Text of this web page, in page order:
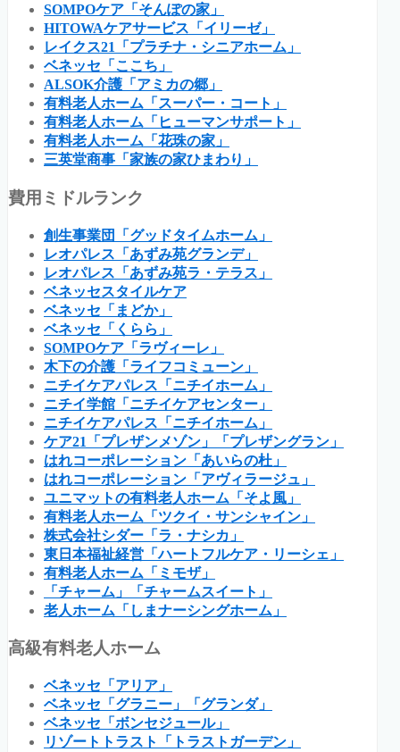
SOMPOケア「そんぽの家」
HITOWAケアサービス「イリーゼ」
レイクス21「プラチナ・シニアホーム」
ベネッセ「ここち」
ALSOK介護「アミカの郷」
有料老人ホーム「スーパー・コート」
有料老人ホーム「ヒューマンサポート」
有料老人ホーム「花珠の家」
三英堂商事「家族の家ひまわり」
費用ミドルランク
創生事業団「グッドタイムホーム」
レオパレス「あずみ苑グランデ」
レオパレス「あずみ苑ラ・テラス」
ベネッセスタイルケア
ベネッセ「まどか」
ベネッセ「くらら」
SOMPOケア「ラヴィーレ」
木下の介護「ライフコミューン」
ニチイケアパレス「ニチイホーム」
ニチイ学館「ニチイケアセンター」
ニチイケアパレス「ニチイホーム」
ケア21「プレザンメゾン」「プレザングラン」
はれコーポレーション「あいらの杜」
はれコーポレーション「アヴィラージュ」
ユニマットの有料老人ホーム「そよ風」
有料老人ホーム「ツクイ・サンシャイン」
株式会社シダー「ラ・ナシカ」
東日本福祉経営「ハートフルケア・リーシェ」
有料老人ホーム「ミモザ」
「チャーム」「チャームスイート」
老人ホーム「しまナーシングホーム」
高級有料老人ホーム
ベネッセ「アリア」
ベネッセ「グラニー」「グランダ」
ベネッセ「ボンセジュール」
リゾートトラスト「トラストガーデン」